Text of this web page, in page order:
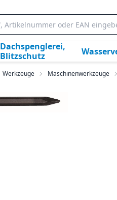
Dachspenglerei,
Blitzschutz
Werkzeuge Maschinenwerkzeuge